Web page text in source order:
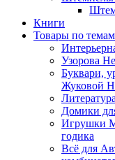
Книги
Товары по темам
Узорова
Буквари,
Жуковой
Домики
Игрушки
годика
Всё для